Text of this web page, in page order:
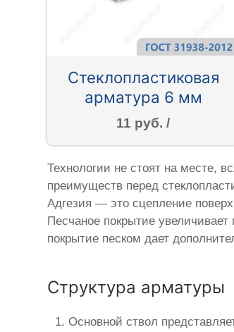
Стеклопластиковая
арматура 6 мм
11 руб. /
Технологии не стоят на месте,
преимуществ перед
Адгезия — это сцепление
Песчаное покрытие
покрытие песком дает
Структура арматуры
Основной ствол